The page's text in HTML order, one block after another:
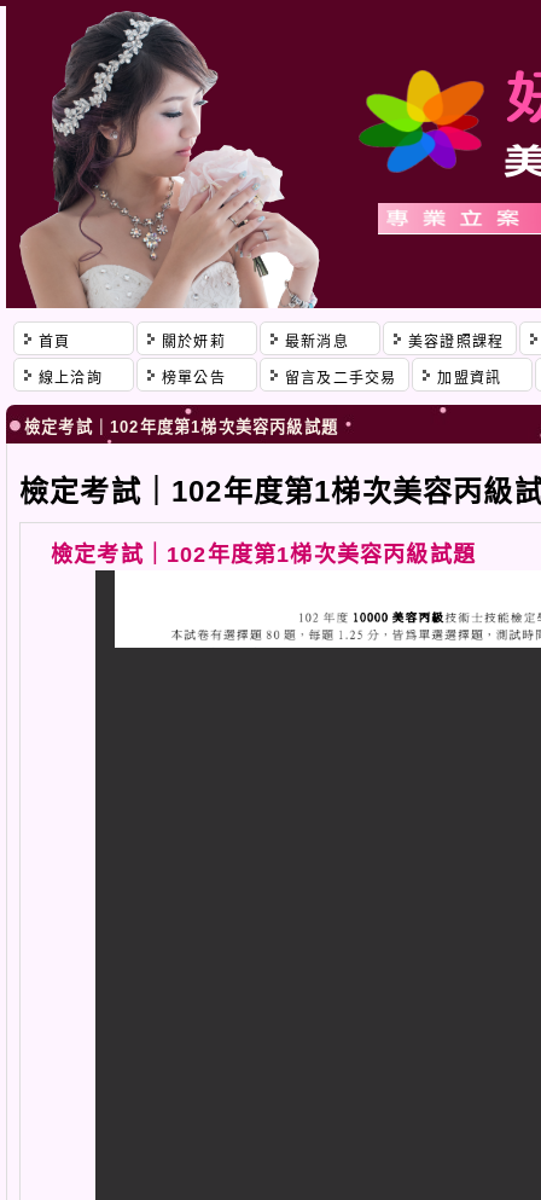
首頁 關於妍莉 最新消息 美容證照課程
線上洽詢 榜單公告 留言及二手交易 加盟資訊
檢定考試｜102年度第1梯次美容丙級試題
檢定考試｜102年度第1梯次美容丙級
檢定考試｜102年度第1梯次美容丙級試題